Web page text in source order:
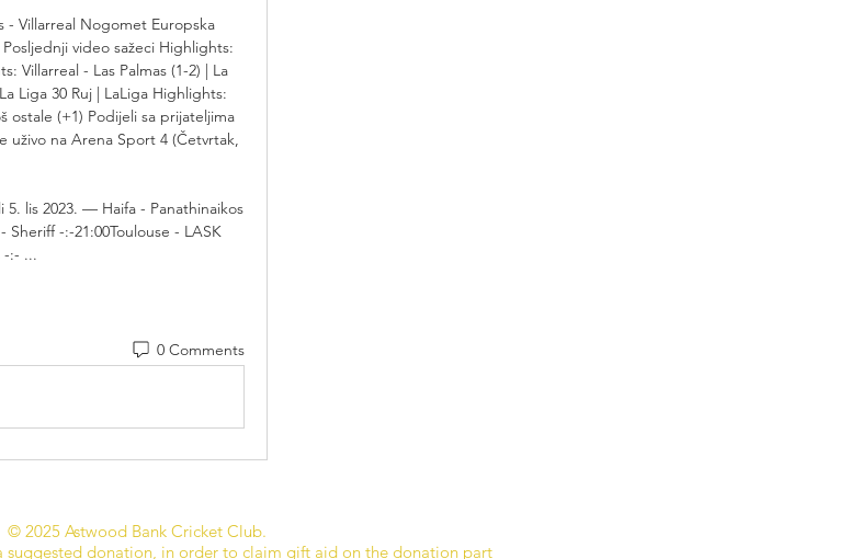
- Villarreal Nogomet Europska
video sažeci Highlights:
Villarreal - Las Palmas (1-2) | La
Liga 30 Ruj | LaLiga Highlights:
ostale (+1) Podijeli sa prijateljima
uživo na Arena Sport 4 (Četvrtak,
5. lis 2023. — Haifa - Panathinaikos
Sheriff -:-21:00Toulouse - LASK
:- ...
0 Comments
© 2025 Astwood Bank Cricket Club.
suggested donation, in order to claim gift aid on the donation part